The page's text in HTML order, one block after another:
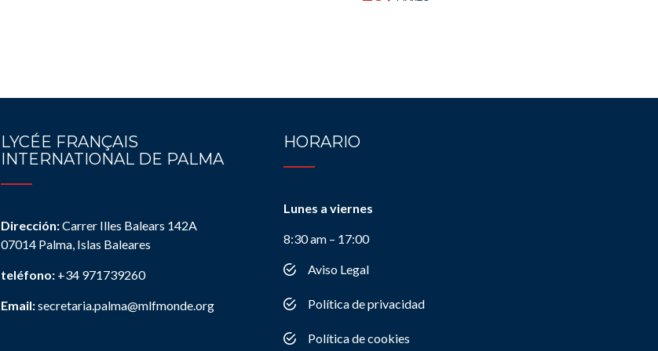
LYCÉE FRANÇAIS
INTERNATIONAL DE PALMA
Dirección:Carrer Illes Balears 142A
07014 Palma, Islas Baleares
teléfono: +34 971739260
Email:secretaria.palma@mlfmonde.org
HORARIO
Lunes a viernes
8:30 am – 17:00
Aviso Legal
Política de privacidad
Política de cookies